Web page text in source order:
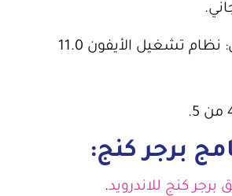
متطلبات التطبيق: نظام تشغيل الأيفون 11.0
برجر كنج:
كنج للاندرويد.